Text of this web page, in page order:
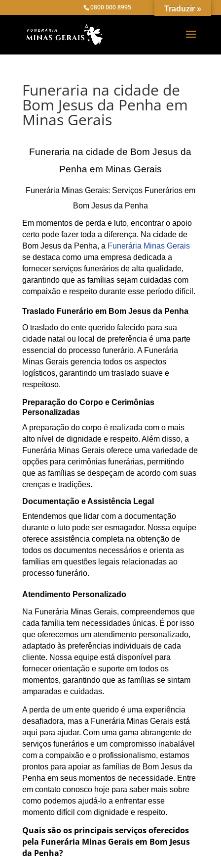
0800 000 8995
Funeraria na cidade de
Bom Jesus da Penha em
Minas Gerais
Funeraria na cidade de Bom Jesus da
Penha em Minas Gerais
Funerária Minas Gerais: Serviços Funerários em
Bom Jesus da Penha
Em momentos de perda e luto, encontrar o apoio
certo pode fazer toda a diferença. Na cidade de
Bom Jesus da Penha, a Funerária Minas Gerais
se destaca como uma empresa dedicada a
fornecer serviços funerários de alta qualidade,
garantindo que as famílias sejam cuidadas com
compaixão e respeito durante esse período difícil.
Traslado Funerário em Bom Jesus da Penha
O traslado do ente querido falecido para sua
cidade natal ou local de preferência é uma parte
essencial do processo funerário. A Funerária
Minas Gerais gerencia todos os aspectos
logísticos, garantindo um traslado suave e
respeitoso.
Preparação do Corpo e Cerimônias
Personalizadas
A preparação do corpo é realizada com o mais
alto nível de dignidade e respeito. Além disso, a
Funerária Minas Gerais oferece uma variedade de
opções para cerimônias funerárias, permitindo
que as famílias se despeçam de acordo com suas
crenças e tradições.
Documentação e Assistência Legal
Entendemos que lidar com a documentação
durante o luto pode ser esmagador. Nossa equipe
oferece assistência completa na obtenção de
todos os documentos necessários e orienta as
famílias em questões legais relacionadas ao
processo funerário.
Atendimento Personalizado
Na Funerária Minas Gerais, compreendemos que
cada família tem necessidades únicas. É por isso
que oferecemos um atendimento personalizado,
adaptado às preferências individuais de cada
cliente. Nossa equipe está disponível para
fornecer orientação e suporte em todos os
momentos, garantindo que as famílias se sintam
amparadas e cuidadas.
A perda de um ente querido é uma experiência
desafiadora, mas a Funerária Minas Gerais está
aqui para ajudar. Com uma gama abrangente de
serviços funerários e um compromisso inabalável
com a compaixão e o profissionalismo, estamos
prontos para apoiar as famílias de Bom Jesus da
Penha em seus momentos de necessidade. Entre
em contato conosco hoje para saber mais sobre
como podemos ajudá-lo a enfrentar esse
momento difícil com dignidade e respeito.
Quais são os principais serviços oferecidos
pela Funerária Minas Gerais em Bom Jesus
da Penha?
Traduzir »